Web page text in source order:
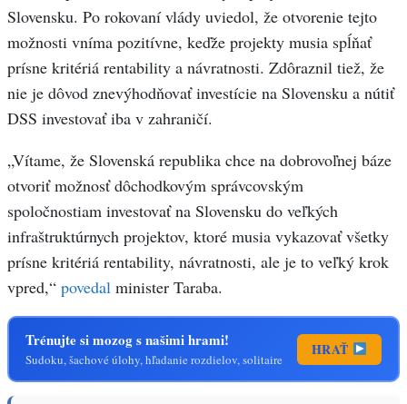
Slovensku. Po rokovaní vlády uviedol, že otvorenie tejto
možnosti vníma pozitívne, keďže projekty musia spĺňať
prísne kritériá rentability a návratnosti. Zdôraznil tiež, že
nie je dôvod znevýhodňovať investície na Slovensku a nútiť
DSS investovať iba v zahraničí.
„Vítame, že Slovenská republika chce na dobrovoľnej báze
otvoriť možnosť dôchodkovým správcovským
spoločnostiam investovať na Slovensku do veľkých
infraštruktúrnych projektov, ktoré musia vykazovať všetky
prísne kritériá rentability, návratnosti, ale je to veľký krok
vpred,“ povedal minister Taraba.
Trénujte si mozog s našimi hrami!
Sudoku, šachové úlohy, hľadanie rozdielov, solitaire
HRAŤ